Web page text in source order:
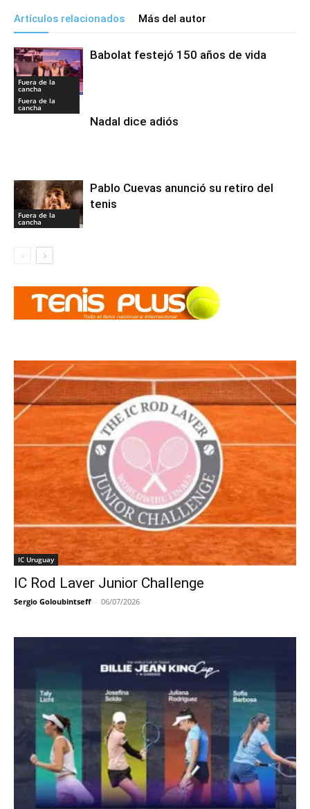
Artículos relacionados Más del autor
Fuera de la
cancha
Babolat festejó 150 años de vida
Fuera de la
cancha
Nadal dice adiós
Fuera de la
cancha
Pablo Cuevas anunció su retiro del
tenis
IC Uruguay
IC Rod Laver Junior Challenge
Sergio Goloubintseff - 06/07/2026